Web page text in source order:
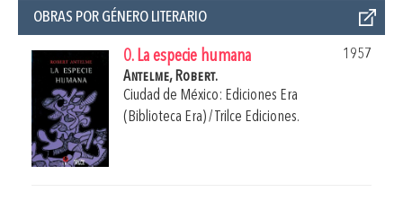
OBRAS POR GÉNERO LITERARIO
0. La especie humana
1957
Antelme, Robert.
Ciudad de México: Ediciones Era
(Biblioteca Era) / Trilce Ediciones.